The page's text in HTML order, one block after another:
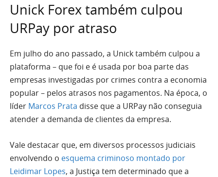
Unick Forex também culpou
URPay por atraso
Em julho do ano passado, a Unick também culpou a
plataforma – que foi e é usada por boa parte das
empresas investigadas por crimes contra a economia
popular – pelos atrasos nos pagamentos. Na época, o
líder Marcos Prata disse que a URPay não conseguia
atender a demanda de clientes da empresa.
Vale destacar que, em diversos processos judiciais
envolvendo o esquema criminoso montado por
Leidimar Lopes, a Justiça tem determinado que a